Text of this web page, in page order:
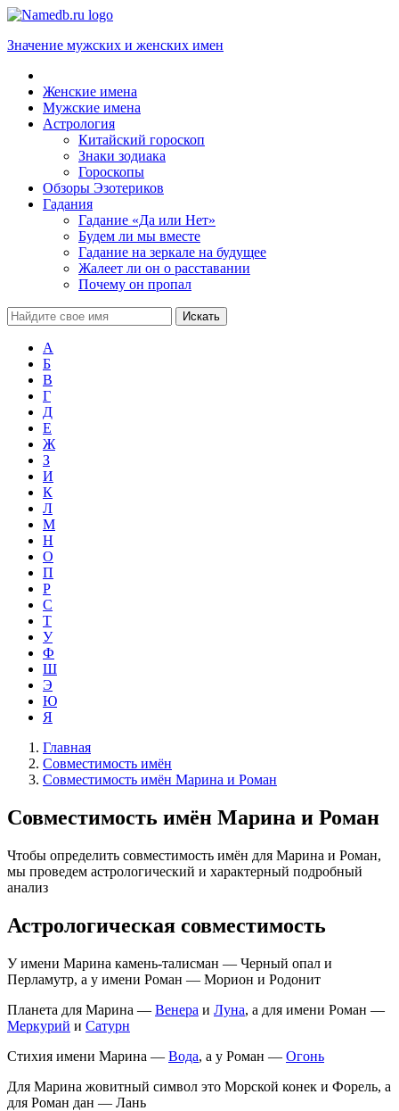
Значение мужских и женских имен
Женские имена
Мужские имена
Астрология
Китайский гороскоп
Знаки зодиака
Гороскопы
Обзоры Эзотериков
Гадания
Гадание «Да или Нет»
Будем ли мы вместе
Гадание на зеркале на будущее
Жалеет ли он о расставании
Почему он пропал
А
Б
В
Г
Д
Е
Ж
З
И
К
Л
М
Н
О
П
Р
С
Т
У
Ф
Ш
Э
Ю
Я
Главная
Совместимость имён
Совместимость имён Марина и Роман
Совместимость имён Марина и Роман
Чтобы определить совместимость имён для Марина и Роман,
мы проведем астрологический и характерный подробный
анализ
Астрологическая совместимость
У имени Марина камень-талисман — Черный опал и
Перламутр, а у имени Роман — Морион и Родонит
Планета для Марина — Венера и Луна, а для имени Роман —
Меркурий и Сатурн
Стихия имени Марина — Вода, а у Роман — Огонь
Для Марина жовитный символ это Морской конек и Форель, а
для Роман дан — Лань